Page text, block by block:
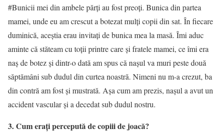
#Bunicii mei din ambele părţi au fost preoţi. Bunica din partea
mamei, unde eu am crescut a botezat mulţi copii din sat. În fiecare
duminică, aceştia erau invitaţi de bunica mea la masă. Îmi aduc
aminte că stăteam cu toţii printre care şi fratele mamei, ce îmi era
naş de botez şi dintr-o dată am spus că naşul va muri peste două
săptămâni sub dudul din curtea noastră. Nimeni nu m-a crezut, ba
din contră am fost şi mustrată. Aşa cum am prezis, naşul a avut un
accident vascular şi a decedat sub dudul nostru.
3. Cum eraţi percepută de copiii de joacă?